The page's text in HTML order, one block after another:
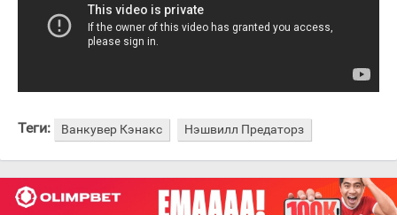
Теги: Ванкувер Кэнакс Нэшвилл Предаторз